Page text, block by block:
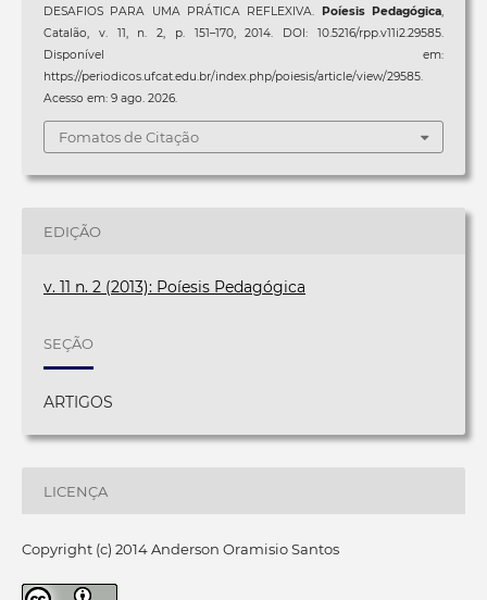
DESAFIOS PARA UMA PRÁTICA REFLEXIVA. Poíesis Pedagógica,
Catalão, v. 11, n. 2, p. 151–170, 2014. DOI: 10.5216/rpp.v11i2.29585.
Disponível em:
https://periodicos.ufcat.edu.br/index.php/poiesis/article/view/29585.
Acesso em: 9 ago. 2026.
Fomatos de Citação
EDIÇÃO
v. 11 n. 2 (2013): Poíesis Pedagógica
SEÇÃO
ARTIGOS
LICENÇA
Copyright (c) 2014 Anderson Oramisio Santos